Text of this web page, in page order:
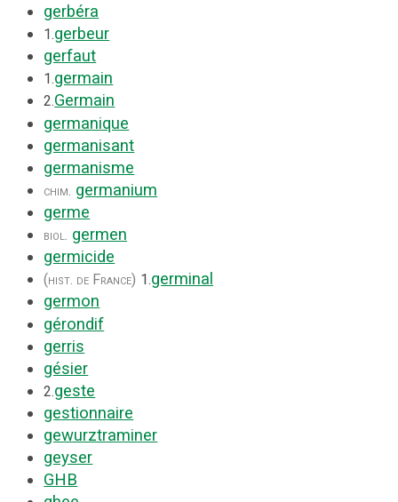
gerbéra
1.gerbeur
gerfaut
1.germain
2.Germain
germanique
germanisant
germanisme
chim. germanium
germe
biol. germen
germicide
(hist. de France) 1.germinal
germon
gérondif
gerris
gésier
2.geste
gestionnaire
gewurztraminer
geyser
GHB